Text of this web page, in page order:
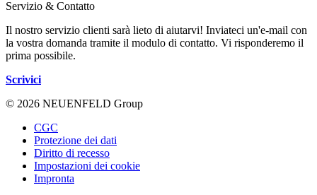
Servizio & Contatto
Il nostro servizio clienti sarà lieto di aiutarvi! Inviateci un'e-mail con
la vostra domanda tramite il modulo di contatto. Vi risponderemo il
prima possibile.
Scrivici
© 2026 NEUENFELD Group
CGC
Protezione dei dati
Diritto di recesso
Impostazioni dei cookie
Impronta